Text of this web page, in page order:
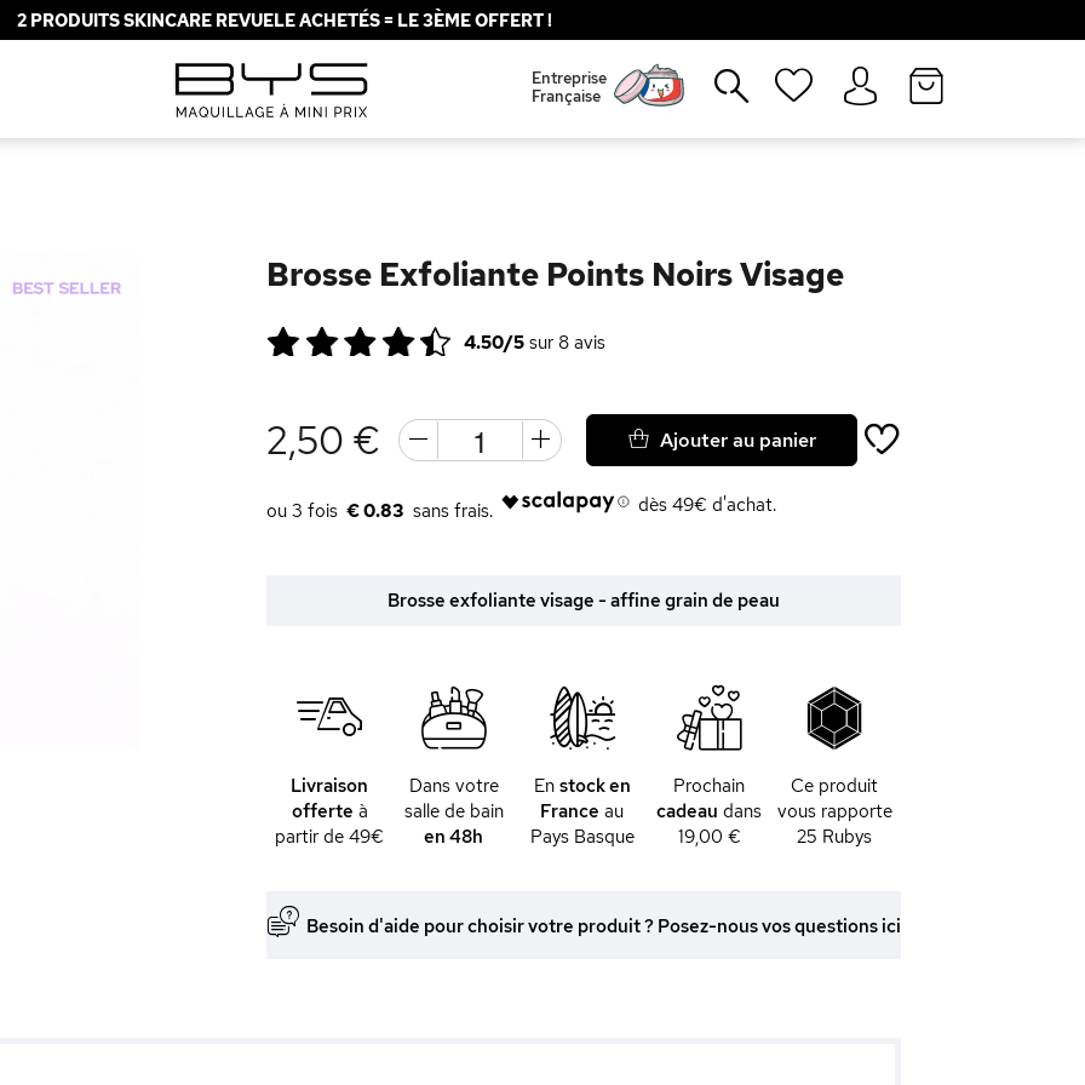
2 PRODUITS SKINCARE REVUELE ACHETÉS = LE 3ÈME OFFERT !
Entreprise
Française
Brosse Exfoliante Points Noirs Visage
4.50/5sur 8avis
2,50 €
€ 0.83 dès 49€ d'achat.
Ajouter au panier
Brosse exfoliante visage - affine grain de peau
Livraison
offerte à
partir de 49€
Dans votre
salle de bain
en 48h
En stock en
France au
Pays Basque
Prochain
cadeau dans
19,00 €
Ce produit
vous rapporte
25 Rubys
Besoin d'aide pour choisir votre produit ? Posez-nous vos questions ici